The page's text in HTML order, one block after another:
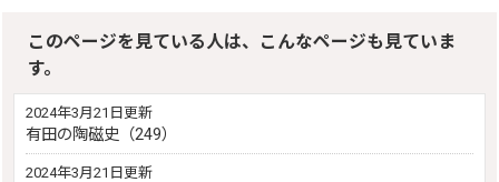
このページを見ている人は、こんなページも見ていま
す。
2024年3月21日更新
有田の陶磁史（249）
2024年3月21日更新